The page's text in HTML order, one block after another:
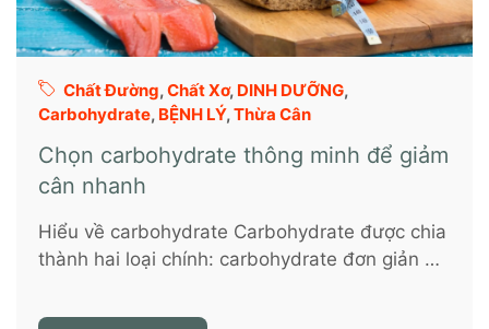
Chất Đường,Chất Xơ, DINH DƯỠNG,
Carbohydrate, BỆNH LÝ,Thừa Cân
Chọn carbohydrate thông minh để giảm
cân nhanh
Hiểu về carbohydrate Carbohydrate được chia
thành hai loại chính: carbohydrate đơn giản …